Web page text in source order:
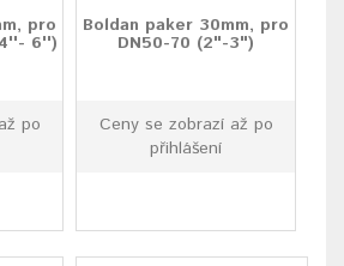
pro
6'')
po
Boldan paker 30mm, pro
DN50-70 (2"-3")
Ceny se zobrazí až po
přihlášení